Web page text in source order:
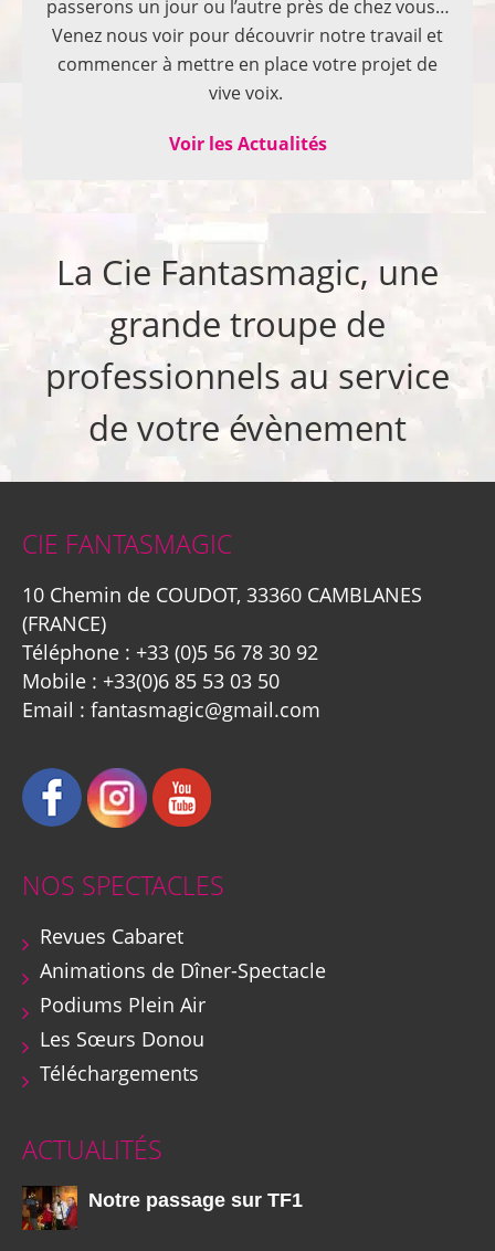
passerons un jour ou l’autre près de chez vous…
Venez nous voir pour découvrir notre travail et
commencer à mettre en place votre projet de
vive voix.
Voir les Actualités
La Cie Fantasmagic, une
grande troupe de
professionnels au service
de votre évènement
CIE FANTASMAGIC
10 Chemin de COUDOT, 33360 CAMBLANES
(FRANCE)
Téléphone : +33 (0)5 56 78 30 92
Mobile : +33(0)6 85 53 03 50
Email : fantasmagic@gmail.com
NOS SPECTACLES
Revues Cabaret
Animations de Dîner-Spectacle
Podiums Plein Air
Les Sœurs Donou
Téléchargements
ACTUALITÉS
Notre passage sur TF1